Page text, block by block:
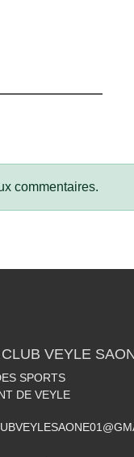
commentaires.
VEYLE
SPORTS
DE VEYLE